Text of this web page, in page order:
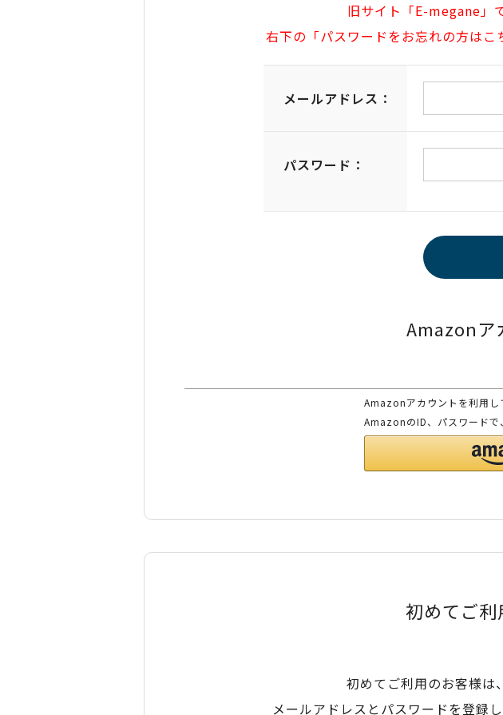
旧サイト「E-megane」
右下の「パスワードをお忘れの方はこ
メールアドレス：
パスワード：
Amazonア
Amazonアカウントを利用し
AmazonのID、パスワードで
初めてご
初めてご利用のお客様は
メールアドレスとパスワードを登録